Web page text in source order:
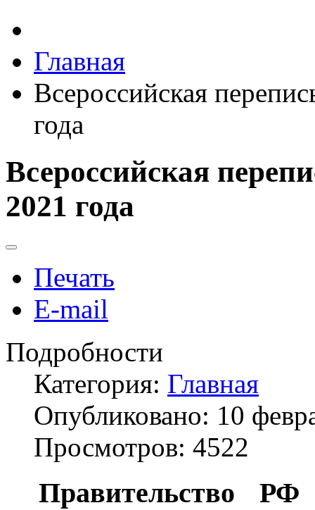
Главная
Всероссийская
года
Всероссийская
2021 года
Печать
E-mail
Подробности
Категория: Главная
Опубликовано: 10
Просмотров: 4522
Правительство